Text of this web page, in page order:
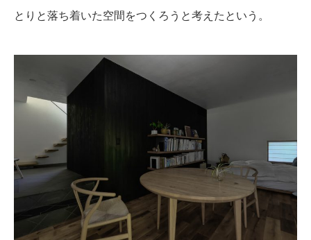
とりと落ち着いた空間をつくろうと考えたという。